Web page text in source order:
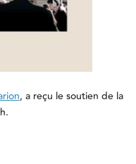
, a reçu le soutien de la